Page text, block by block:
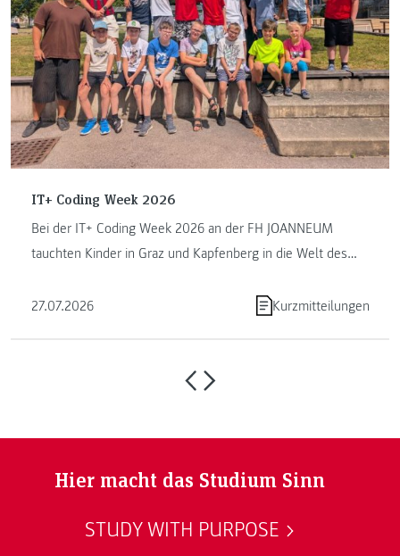
IT+ Coding Week 2026
Bei der IT+ Coding Week 2026 an der FH JOANNEUM
tauchten Kinder in Graz und Kapfenberg in die Welt des
27.07.2026
Kurzmitteilungen
Hier macht das Studium Sinn
STUDY WITH PURPOSE